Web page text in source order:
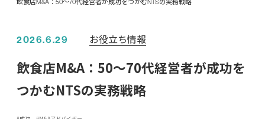
2026.6.29 お役立ち情報
飲食店M&A：50～70代経営者が成功を
つかむNTSの実務戦略